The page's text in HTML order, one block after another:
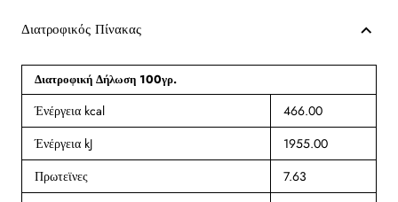
Διατροφικός Πίνακας
Διατροφική Δήλωση 100γρ.
Ένέργεια kcal
466.00
Ένέργεια kJ
1955.00
Πρωτεϊνες
7.63